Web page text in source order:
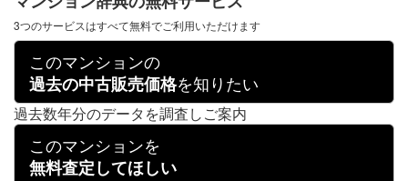
3つのサービスはすべて無料でご利用いただけます
このマンションの
過去の中古販売価格を知りたい
過去数年分のデータを調査しご案内
このマンションを
無料査定してほしい